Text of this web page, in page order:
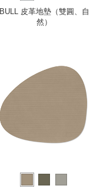
BULL 皮革地墊（雙圓、自
然）